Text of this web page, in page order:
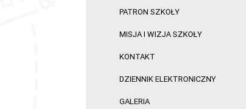
PATRON SZKOŁY
MISJA I WIZJA SZKOŁY
KONTAKT
DZIENNIK ELEKTRONICZNY
GALERIA